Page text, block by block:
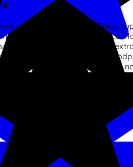
Skvělý lidský přístup,
rychlost dodání a instalace.
v top kvalitě, vše proběhlo
Bylo mi i doporučeno, co by
Vřele doporučuji! Určitě to
služby firmy Žaluzie+ využiji.